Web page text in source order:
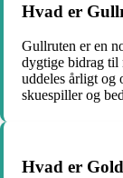
Hvad er
Gullruten er en
dygtige bidrag til
uddeles årligt og
skuespiller og
Hvad er